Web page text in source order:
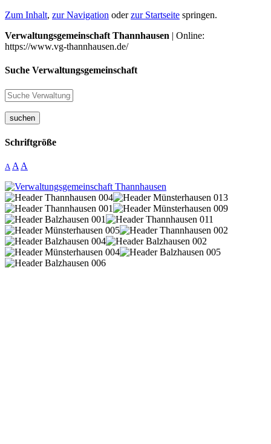
Zum Inhalt, zur Navigation oderzur Startseite springen.
Verwaltungsgemeinschaft Thannhausen | Online:
https://www.vg-thannhausen.de/
Suche Verwaltungsgemeinschaft
suchen
Schriftgröße
A A A